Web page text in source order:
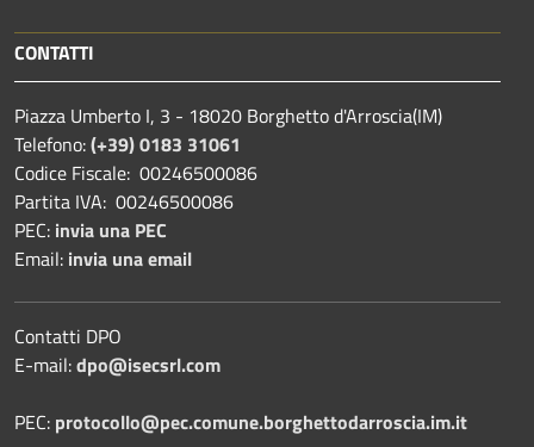
CONTATTI
Piazza Umberto I, 3 - 18020 Borghetto d'Arroscia(IM)
Telefono:(+39) 0183 31061
Codice Fiscale: 00246500086
Partita IVA: 00246500086
PEC: invia una PEC
Email: invia una email
Contatti DPO
E-mail:dpo@isecsrl.com
PEC: protocollo@pec.comune.borghettodarroscia.im.it